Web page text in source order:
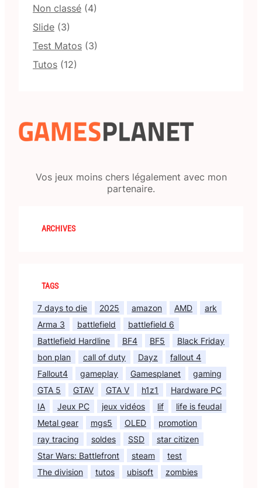
Non classé (4)
Slide (3)
Test Matos (3)
Tutos (12)
Vos jeux moins chers légalement avec mon
partenaire.
ARCHIVES
TAGS
7 days to die 2025 amazon AMD
ark
Arma 3
battlefield
battlefield 6
Battlefield Hardline
BF4 BF5
Black Friday
bon plan
call of duty Dayz
fallout 4
Fallout4
gameplay Gamesplanet
gaming
GTA 5
GTAV GTA V h1z1
Hardware PC
IA
Jeux PC jeux vidéos lif
life is feudal
Metal gear
mgs5 OLED
promotion
ray tracing
soldes SSD
star citizen
Star Wars: Battlefront
steam
test
The division
tutos ubisoft zombies